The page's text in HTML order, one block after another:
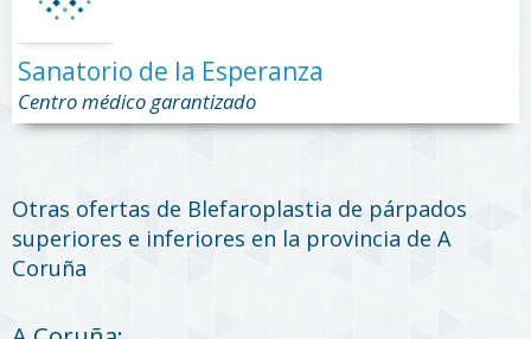
Sanatorio de la Esperanza
Centro médico garantizado
Otras ofertas de Blefaroplastia de párpados
superiores e inferiores en la provincia de A
Coruña